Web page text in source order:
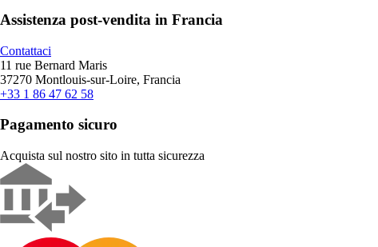
Assistenza post-vendita in Francia
Contattaci
11 rue Bernard Maris
37270 Montlouis-sur-Loire, Francia
+33 1 86 47 62 58
Pagamento sicuro
Acquista sul nostro sito in tutta sicurezza